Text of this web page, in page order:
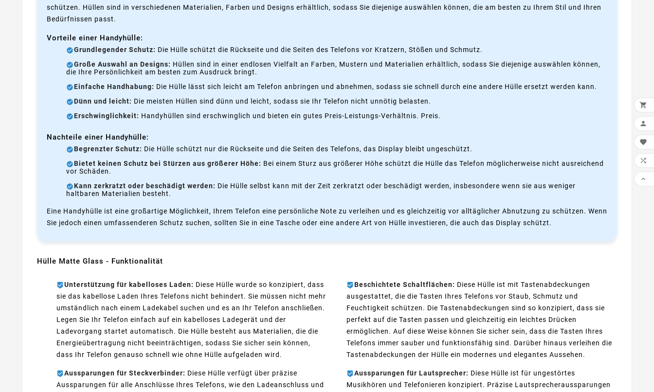
schützen. Hüllen sind in verschiedenen Materialien, Farben und Designs erhältlich, sodass Sie diejenige auswählen können, die am besten zu Ihrem Stil und Ihren
Bedürfnissen passt.
Vorteile einer Handyhülle:
Grundlegender Schutz: Die Hülle schützt die Rückseite und die Seiten des Telefons vor Kratzern, Stößen und Schmutz.
Große Auswahl an Designs: Hüllen sind in einer endlosen Vielfalt an Farben, Mustern und Materialien erhältlich, sodass Sie diejenige auswählen können,
die Ihre Persönlichkeit am besten zum Ausdruck bringt.
Einfache Handhabung: Die Hülle lässt sich leicht am Telefon anbringen und abnehmen, sodass sie schnell durch eine andere Hülle ersetzt werden kann.
Dünn und leicht: Die meisten Hüllen sind dünn und leicht, sodass sie Ihr Telefon nicht unnötig belasten.
Erschwinglichkeit: Handyhüllen sind erschwinglich und bieten ein gutes Preis-Leistungs-Verhältnis. Preis.
Nachteile einer Handyhülle:
Begrenzter Schutz: Die Hülle schützt nur die Rückseite und die Seiten des Telefons, das Display bleibt ungeschützt.
Bietet keinen Schutz bei Stürzen aus größerer Höhe: Bei einem Sturz aus größerer Höhe schützt die Hülle das Telefon möglicherweise nicht ausreichend
vor Schäden.
Kann zerkratzt oder beschädigt werden: Die Hülle selbst kann mit der Zeit zerkratzt oder beschädigt werden, insbesondere wenn sie aus weniger
haltbaren Materialien besteht.
Eine Handyhülle ist eine großartige Möglichkeit, Ihrem Telefon eine persönliche Note zu verleihen und es gleichzeitig vor alltäglicher Abnutzung zu schützen. Wenn
Sie jedoch einen umfassenderen Schutz suchen, sollten Sie in eine Tasche oder eine andere Art von Hülle investieren, die auch das Display schützt.
Hülle Matte Glass - Funktionalität
Unterstützung für kabelloses Laden: Diese Hülle wurde so konzipiert, dass
sie das kabellose Laden Ihres Telefons nicht behindert. Sie müssen nicht mehr
umständlich nach einem Ladekabel suchen und es an Ihr Telefon anschließen.
Legen Sie Ihr Telefon einfach auf ein kabelloses Ladegerät und der
Ladevorgang startet automatisch. Die Hülle besteht aus Materialien, die die
Energieübertragung nicht beeinträchtigen, sodass Sie sicher sein können,
dass Ihr Telefon genauso schnell wie ohne Hülle aufgeladen wird.
Aussparungen für Steckverbinder: Diese Hülle verfügt über präzise
Aussparungen für alle Anschlüsse Ihres Telefons, wie den Ladeanschluss und
Beschichtete Schaltflächen: Diese Hülle ist mit Tastenabdeckungen
ausgestattet, die die Tasten Ihres Telefons vor Staub, Schmutz und
Feuchtigkeit schützen. Die Tastenabdeckungen sind so konzipiert, dass sie
perfekt auf die Tasten passen und gleichzeitig ein leichtes Drücken
ermöglichen. Auf diese Weise können Sie sicher sein, dass die Tasten Ihres
Telefons immer sauber und funktionsfähig sind. Darüber hinaus verleihen die
Tastenabdeckungen der Hülle ein modernes und elegantes Aussehen.
Aussparungen für Lautsprecher: Diese Hülle ist für ungestörtes
Musikhören und Telefonieren konzipiert. Präzise Lautsprecheraussparungen




